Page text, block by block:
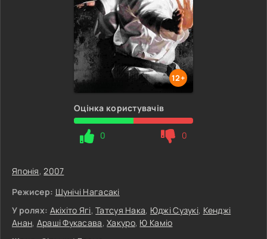
12+
Оцінка користувачів
0 0
Японія,2007
Режисер: Шунічі Нагасакі
У ролях: Акіхіто Ягі,Татсуя Нака, Юджі Сузукі, Кенджі
Анан, Араші Фукасава,Хакуро, Ю Каміо